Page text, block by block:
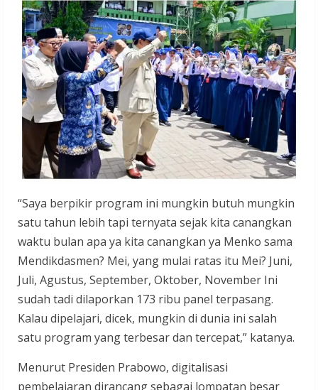
“Saya berpikir program ini mungkin butuh mungkin
satu tahun lebih tapi ternyata sejak kita canangkan
waktu bulan apa ya kita canangkan ya Menko sama
Mendikdasmen? Mei, yang mulai ratas itu Mei? Juni,
Juli, Agustus, September, Oktober, November Ini
sudah tadi dilaporkan 173 ribu panel terpasang.
Kalau dipelajari, dicek, mungkin di dunia ini salah
satu program yang terbesar dan tercepat,” katanya.
Menurut Presiden Prabowo, digitalisasi
pembelajaran dirancang sebagai lompatan besar